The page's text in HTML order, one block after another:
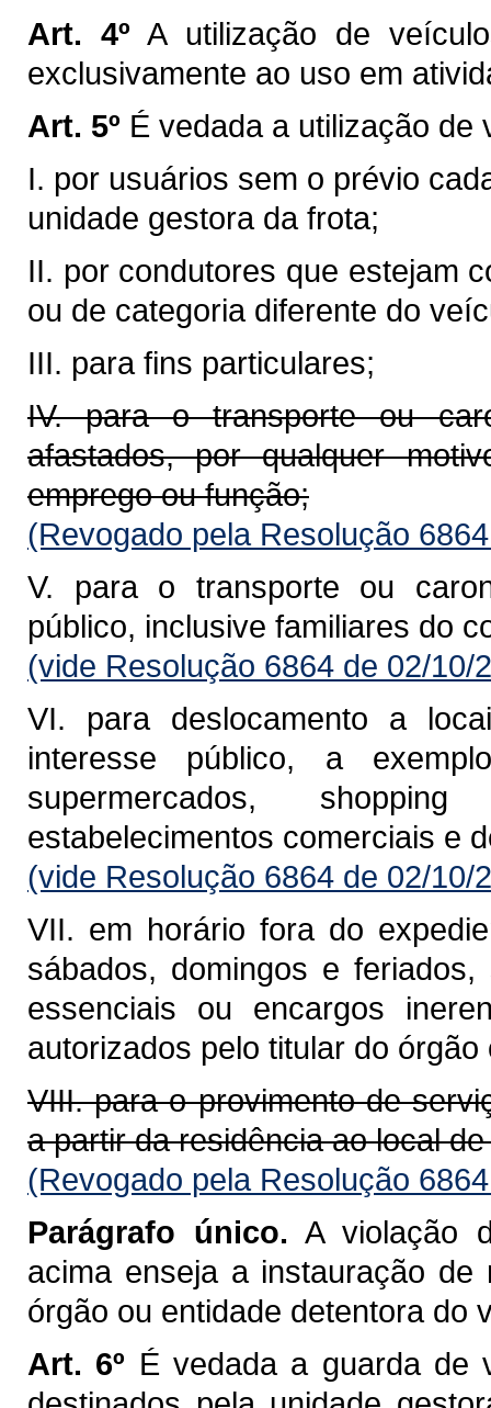
Art. 4º A utilização de
exclusivamente ao uso em
Art. 5º É vedada a utilização de
I. por usuários sem o prévio
unidade gestora da frota;
II. por condutores que estejam
ou de categoria diferente do
III. para fins particulares;
IV. para o transporte ou
afastados, por qualquer
emprego ou função;
(Revogado pela Resolução
V. para o transporte ou
público, inclusive familiares do
(vide Resolução 6864 de 02/10/
VI. para deslocamento a
interesse público, a
supermercados,
estabelecimentos comerciais e
(vide Resolução 6864 de 02/10/
VII. em horário fora do
sábados, domingos e
essenciais ou encargos
autorizados pelo titular do
VIII. para o provimento de
a partir da residência ao local
(Revogado pela Resolução
Parágrafo único. A violação
acima enseja a instauração de
órgão ou entidade detentora do
Art. 6º É vedada a guarda de